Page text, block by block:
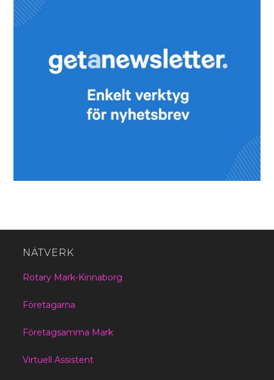
NÄTVERK
Rotary Mark-Kinnaborg
Företagarna
Företagsamma Mark
Virtuell Assistent